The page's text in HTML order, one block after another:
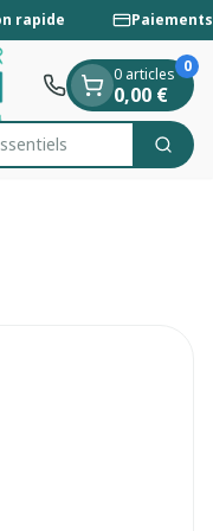
rapide
0 articles
0,00 €
0